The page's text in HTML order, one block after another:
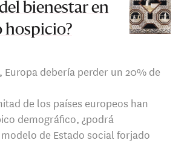
bienestar en
hospicio?
Europa debería perder un 20% de
de los países europeos han
demográfico, ¿podrá
de Estado social forjado